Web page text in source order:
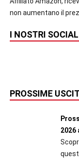
non aumentano il
I NOSTRI SOCIAL
PROSSIME
2026